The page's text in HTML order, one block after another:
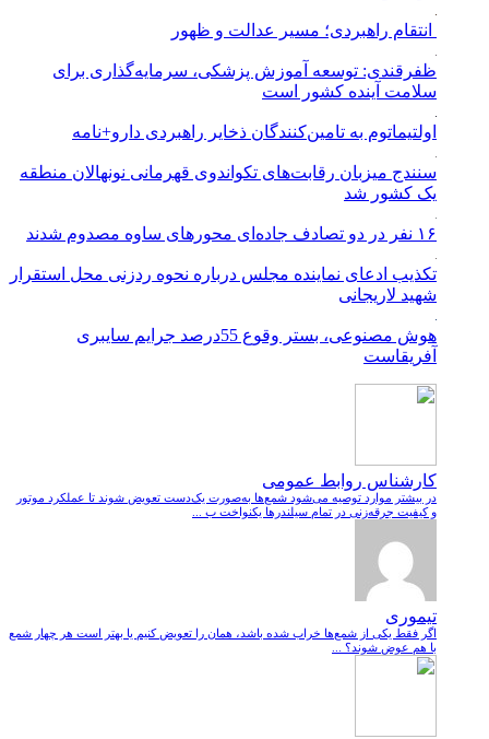
انتقام راهبردی؛ مسیر عدالت و ظهور
ظفرقندی: توسعه آموزش پزشکی، سرمایه‌گذاری برای
سلامت آینده کشور است
اولتیماتوم به تامین‌کنندگان ذخایر راهبردی دارو+نامه
سنندج میزبان رقابت‌های تکواندوی قهرمانی نونهالان منطقه
یک کشور شد
۱۶ نفر در دو تصادف جاده‌ای محورهای ساوه مصدوم شدند
تکذیب ادعای نماینده مجلس درباره نحوه ردزنی محل استقرار
شهید لاریجانی
هوش مصنوعی، بستر وقوع 55درصد جرایم سایبری
آفریقاست
کارشناس روابط عمومی
در بیشتر موارد توصیه می‌شود شمع‌ها به‌صورت یک‌دست تعویض شوند تا عملکرد موتور
و کیفیت جرقه‌زنی در تمام سیلندرها یکنواخت ب ...
تیموری
اگر فقط یکی از شمع‌ها خراب شده باشد، همان را تعویض کنیم یا بهتر است هر چهار شمع
با هم عوض شوند؟ ...